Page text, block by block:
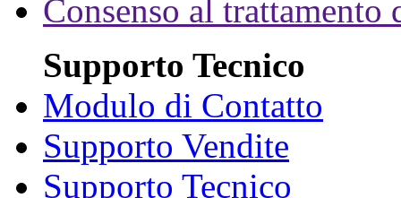
Consenso al trattamento
Supporto Tecnico
Modulo di Contatto
Supporto Vendite
Supporto Tecnico